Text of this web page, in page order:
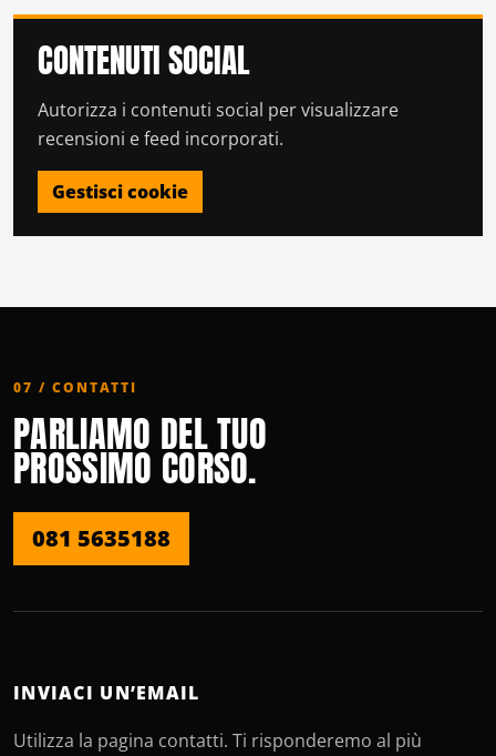
CONTENUTI SOCIAL
Autorizza i contenuti social per visualizzare
recensioni e feed incorporati.
Gestisci cookie
07 / CONTATTI
PARLIAMO DEL TUO
PROSSIMO CORSO.
081 5635188
INVIACI UN’EMAIL
Utilizza la pagina contatti. Ti risponderemo al più